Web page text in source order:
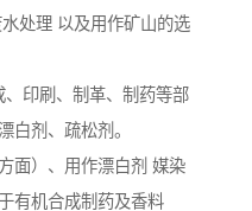
处理 以及用作矿山的选
印刷、制革、制药等部
白剂、疏松剂。
面）、用作漂白剂 媒染
有机合成制药及香料